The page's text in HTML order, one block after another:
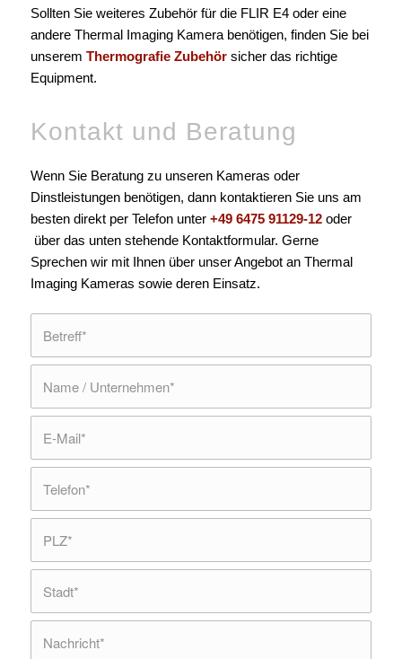
Sollten Sie weiteres Zubehör für die FLIR E4 oder eine
andere Thermal Imaging Kamera benötigen, finden Sie bei
unserem Thermografie Zubehörsicher das richtige
Equipment.
Kontakt und Beratung
Wenn Sie Beratung zu unseren Kameras oder
Dinstleistungen benötigen, dann kontaktieren Sie uns am
besten direkt per Telefon unter +49 6475 91129-12oder
über das unten stehende Kontaktformular. Gerne
Sprechen wir mit Ihnen über unser Angebot an Thermal
Imaging Kameras sowie deren Einsatz.